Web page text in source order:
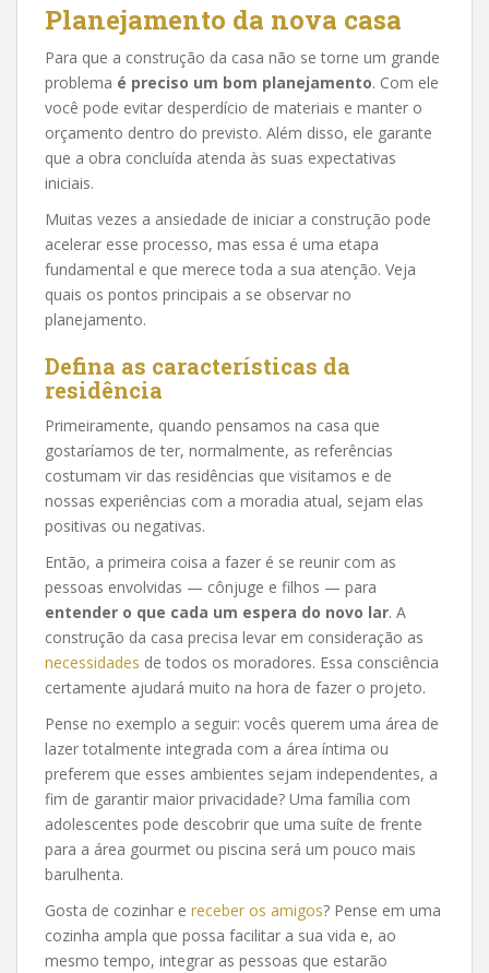
Planejamento da nova casa
Para que a construção da casa não se torne um grande
problema é preciso um bom planejamento. Com ele
você pode evitar desperdício de materiais e manter o
orçamento dentro do previsto. Além disso, ele garante
que a obra concluída atenda às suas expectativas
iniciais.
Muitas vezes a ansiedade de iniciar a construção pode
acelerar esse processo, mas essa é uma etapa
fundamental e que merece toda a sua atenção. Veja
quais os pontos principais a se observar no
planejamento.
Defina as características da
residência
Primeiramente, quando pensamos na casa que
gostaríamos de ter, normalmente, as referências
costumam vir das residências que visitamos e de
nossas experiências com a moradia atual, sejam elas
positivas ou negativas.
Então, a primeira coisa a fazer é se reunir com as
pessoas envolvidas — cônjuge e filhos — para
entender o que cada um espera do novo lar. A
construção da casa precisa levar em consideração as
necessidades de todos os moradores. Essa consciência
certamente ajudará muito na hora de fazer o projeto.
Pense no exemplo a seguir: vocês querem uma área de
lazer totalmente integrada com a área íntima ou
preferem que esses ambientes sejam independentes, a
fim de garantir maior privacidade? Uma família com
adolescentes pode descobrir que uma suíte de frente
para a área gourmet ou piscina será um pouco mais
barulhenta.
Gosta de cozinhar e receber os amigos? Pense em uma
cozinha ampla que possa facilitar a sua vida e, ao
mesmo tempo, integrar as pessoas que estarão